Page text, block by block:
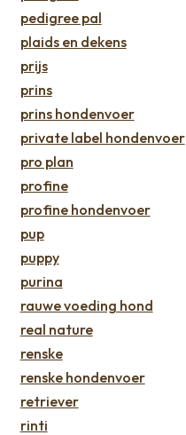
pedigree pal
plaids en dekens
prijs
prins
prins hondenvoer
private label hondenvoer
pro plan
profine
profine hondenvoer
pup
puppy
purina
rauwe voeding hond
real nature
renske
renske hondenvoer
retriever
rinti